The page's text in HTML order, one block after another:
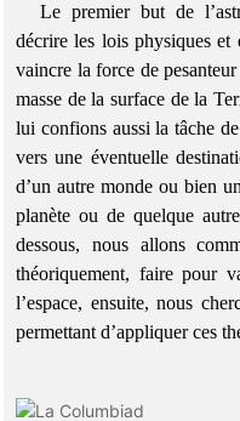
Le premier but de
décrire les lois physiques et
vaincre la force de
masse de la surface de la
lui confions aussi la tâche
vers une éventuelle
d’un autre monde ou bien
planète ou de quelque
dessous, nous allons
théoriquement, faire pour
l’espace, ensuite, nous
permettant d’appliquer ces